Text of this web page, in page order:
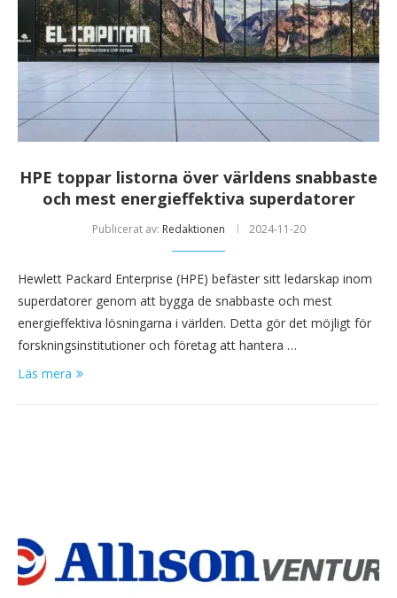
HPE toppar listorna över världens snabbaste
och mest energieffektiva superdatorer
Publicerat av: Redaktionen 2024-11-20
Hewlett Packard Enterprise (HPE) befäster sitt ledarskap inom
superdatorer genom att bygga de snabbaste och mest
energieffektiva lösningarna i världen. Detta gör det möjligt för
forskningsinstitutioner och företag att hantera …
Läs mera